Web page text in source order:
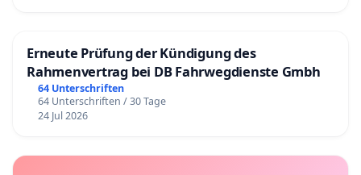
Erneute Prüfung der Kündigung des
Rahmenvertrag bei DB Fahrwegdienste Gmbh
64 Unterschriften
64 Unterschriften / 30 Tage
24 Jul 2026